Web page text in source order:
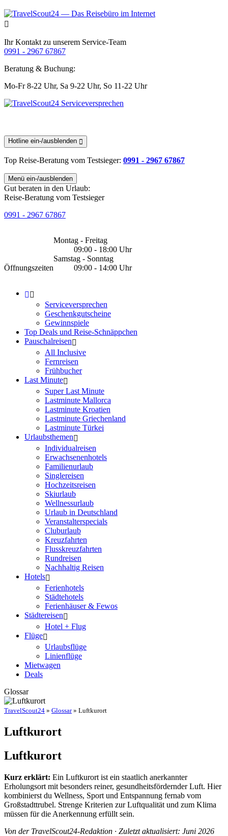
Ihr Kontakt zu unserem Service-Team
0991 - 2967 67867
Beratung & Buchung:
Mo-Fr 8-22 Uhr, Sa 9-22 Uhr, So 11-22 Uhr
Hotline ein-/ausblenden
Top Reise-Beratung vom Testsieger: 0991 - 2967 67867
Menü ein-/ausblenden
Gut beraten in den Urlaub:
Reise-Beratung vom Testsieger
0991 - 2967 67867
Öffnungszeiten
Montag - Freitag
09:00 - 18:00 Uhr
Samstag - Sonntag
09:00 - 14:00 Uhr
Serviceversprechen
Geschenkgutscheine
Gewinnspiele
Top Deals und Reise-Schnäppchen
Pauschalreisen
All Inclusive
Fernreisen
Frühbucher
Last Minute
Super Last Minute
Lastminute Mallorca
Lastminute Kroatien
Lastminute Griechenland
Lastminute Türkei
Urlaubsthemen
Individualreisen
Erwachsenenhotels
Familienurlaub
Singlereisen
Hochzeitsreisen
Skiurlaub
Wellnessurlaub
Urlaub in Deutschland
Veranstalterspecials
Cluburlaub
Kreuzfahrten
Flusskreuzfahrten
Rundreisen
Nachhaltig Reisen
Hotels
Ferienhotels
Städtehotels
Ferienhäuser & Fewos
Städtereisen
Hotel + Flug
Flüge
Urlaubsflüge
Linienflüge
Mietwagen
Deals
Glossar
TravelScout24 » Glossar» Luftkurort
Luftkurort
Luftkurort
Kurz erklärt: Ein Luftkurort ist ein staatlich anerkannter
Erholungsort mit besonders reiner, gesundheitsfördernder Luft. Hier
kombinierst du Wellness, Sport und Entspannung fernab vom
Großstadttrubel. Strenge Kriterien zur Luftqualität und zum Klima
müssen für die Anerkennung erfüllt sein.
Von der TravelScout24-Redaktion · Zuletzt aktualisiert: Juni 2026